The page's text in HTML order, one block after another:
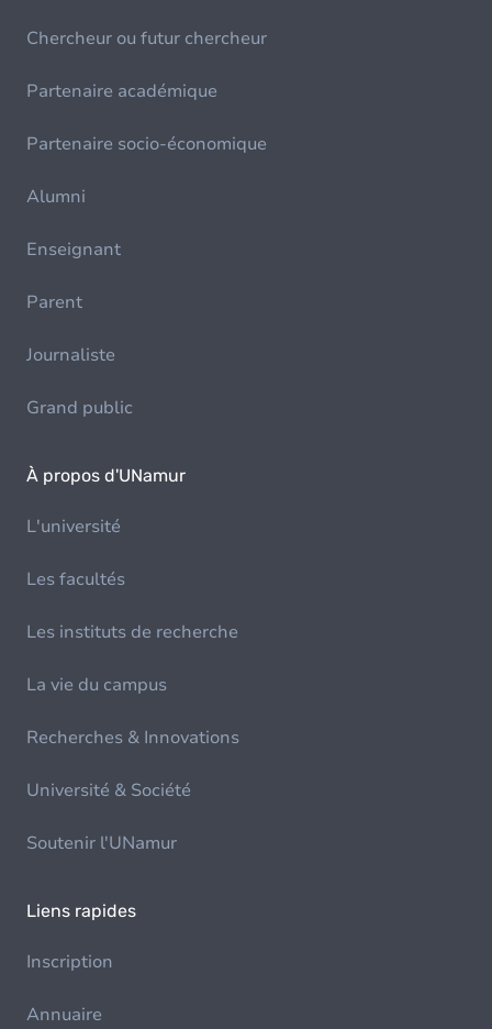
Chercheur ou futur chercheur
Partenaire académique
Partenaire socio-économique
Alumni
Enseignant
Parent
Journaliste
Grand public
À propos d'UNamur
L'université
Les facultés
Les instituts de recherche
La vie du campus
Recherches & Innovations
Université & Société
Soutenir l'UNamur
Liens rapides
Inscription
Annuaire